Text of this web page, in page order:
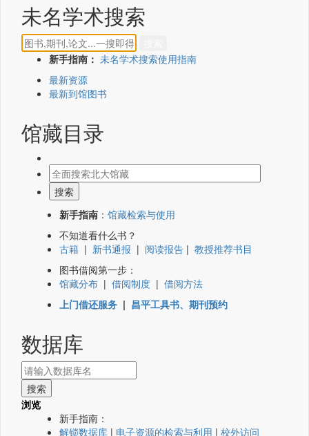
未名学术搜索
新手指南： 未名学术搜索使用指南
最新资源
最新到馆图书
馆藏目录
新手指南 ： 馆藏检索与使用
不知道看什么书？
古籍 | 新书通报 | 阅读报告 | 教授推荐书目
图书借阅第一步：
馆藏分布 | 借阅制度 | 借阅方法
上门借还服务 | 昌平工具书、期刊预约
数据库
浏览
新手指南：
解锁数据库 | 电子资源的检索与利用 | 校外访问